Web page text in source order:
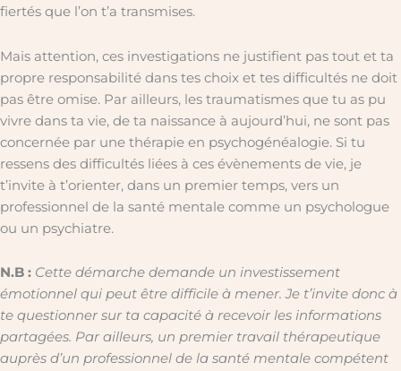
fiertés que l’on t’a transmises.
Mais attention, ces investigations ne justifient pas tout et ta
propre responsabilité dans tes choix et tes difficultés ne doit
pas être omise. Par ailleurs, les traumatismes que tu as pu
vivre dans ta vie, de ta naissance à aujourd’hui, ne sont pas
concernée par une thérapie en psychogénéalogie. Si tu
ressens des difficultés liées à ces évènements de vie, je
t’invite à t’orienter, dans un premier temps, vers un
professionnel de la santé mentale comme un psychologue
ou un psychiatre.
N.B : Cette démarche demande un investissement
émotionnel qui peut être difficile à mener. Je t’invite donc à
te questionner sur ta capacité à recevoir les informations
partagées. Par ailleurs, un premier travail thérapeutique
auprès d’un professionnel de la santé mentale compétent